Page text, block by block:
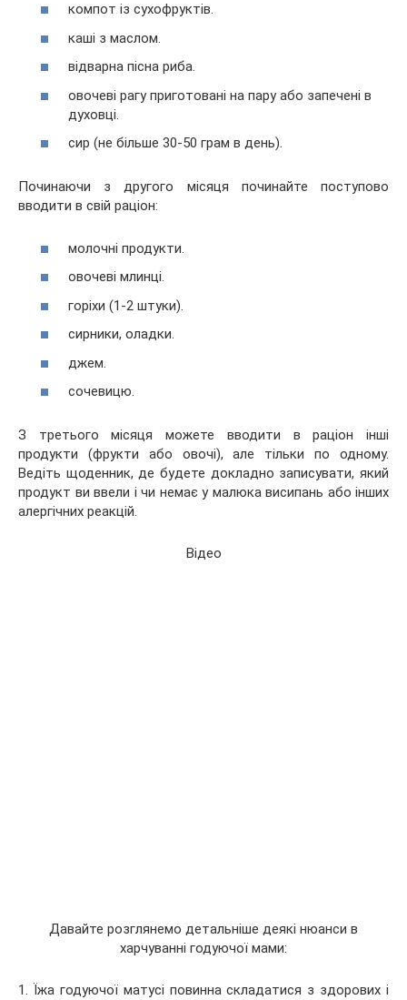
компот із сухофруктів.
каші з маслом.
відварна пісна риба.
овочеві рагу приготовані на пару або запечені в
духовці.
сир (не більше 30-50 грам в день).
Починаючи з другого місяця починайте поступово
вводити в свій раціон:
молочні продукти.
овочеві млинці.
горіхи (1-2 штуки).
сирники, оладки.
джем.
сочевицю.
З третього місяця можете вводити в раціон інші
продукти (фрукти або овочі), але тільки по одному.
Ведіть щоденник, де будете докладно записувати, який
продукт ви ввели і чи немає у малюка висипань або інших
алергічних реакцій.
Відео
Давайте розглянемо детальніше деякі нюанси в
харчуванні годуючої мами:
1. Їжа годуючої матусі повинна складатися з здорових і